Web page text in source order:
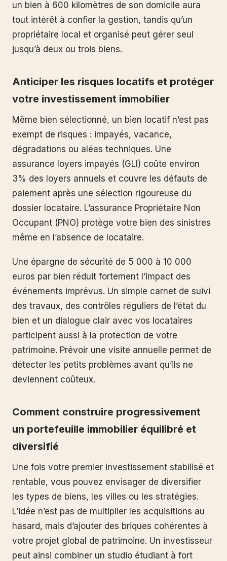
un bien à 600 kilomètres de son domicile aura
tout intérêt à confier la gestion, tandis qu’un
propriétaire local et organisé peut gérer seul
jusqu’à deux ou trois biens.
Anticiper les risques locatifs et protéger
votre investissement immobilier
Même bien sélectionné, un bien locatif n’est pas
exempt de risques : impayés, vacance,
dégradations ou aléas techniques. Une
assurance loyers impayés (GLI) coûte environ
3% des loyers annuels et couvre les défauts de
paiement après une sélection rigoureuse du
dossier locataire. L’assurance Propriétaire Non
Occupant (PNO) protège votre bien des sinistres
même en l’absence de locataire.
Une épargne de sécurité de 5 000 à 10 000
euros par bien réduit fortement l’impact des
événements imprévus. Un simple carnet de suivi
des travaux, des contrôles réguliers de l’état du
bien et un dialogue clair avec vos locataires
participent aussi à la protection de votre
patrimoine. Prévoir une visite annuelle permet de
détecter les petits problèmes avant qu’ils ne
deviennent coûteux.
Comment construire progressivement
un portefeuille immobilier équilibré et
diversifié
Une fois votre premier investissement stabilisé et
rentable, vous pouvez envisager de diversifier
les types de biens, les villes ou les stratégies.
L’idée n’est pas de multiplier les acquisitions au
hasard, mais d’ajouter des briques cohérentes à
votre projet global de patrimoine. Un investisseur
peut ainsi combiner un studio étudiant à fort